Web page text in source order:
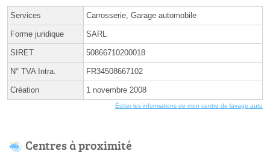
Services Carrosserie, Garage automobile
Forme juridique SARL
SIRET 50866710200018
N° TVA Intra. FR34508667102
Création 1 novembre 2008
Éditer les informations de mon centre de lavage auto
Centres à proximité